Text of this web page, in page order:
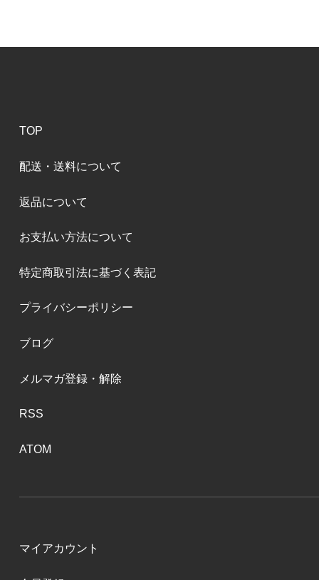
TOP
配送・送料について
返品について
お支払い方法について
特定商取引法に基づく表記
プライバシーポリシー
ブログ
メルマガ登録・解除
RSS
ATOM
マイアカウント